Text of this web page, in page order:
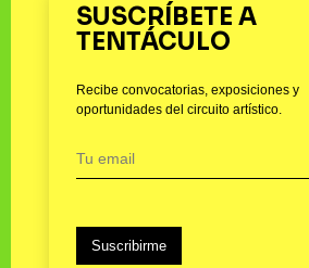
SUSCRÍBETE A
TENTÁCULO
Recibe convocatorias, exposiciones y
oportunidades del circuito artístico.
Suscribirme